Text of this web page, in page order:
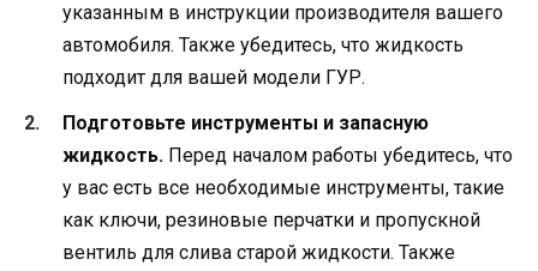
указанным в инструкции производителя вашего
автомобиля. Также убедитесь, что жидкость
подходит для вашей модели ГУР.
Подготовьте инструменты и запасную
жидкость. Перед началом работы убедитесь, что
у вас есть все необходимые инструменты, такие
как ключи, резиновые перчатки и пропускной
вентиль для слива старой жидкости. Также